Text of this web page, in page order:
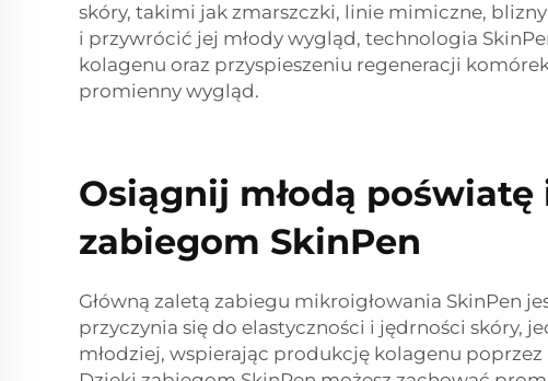
skóry, takimi jak zmarszczki, linie mimiczne,
i przywrócić jej młody wygląd, technologia
kolagenu oraz przyspieszeniu regeneracji
promienny wygląd.
Osiągnij młodą
zabiegom SkinPen
Główną zaletą zabiegu mikroigłowania SkinPen
przyczynia się do elastyczności i jędrności skóry,
młodziej, wspierając produkcję kolagenu